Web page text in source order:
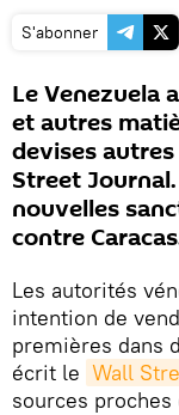
S'abonner
Le Venezuela
et autres
devises
Street
nouvelles
contre
Les autorités
intention de
premières dans
écrit le Wall
sources proches